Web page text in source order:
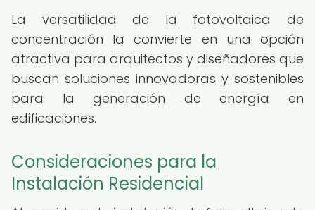
La versatilidad de la fotovoltaica de
concentración la convierte en una opción
atractiva para arquitectos y diseñadores que
buscan soluciones innovadoras y sostenibles
para la generación de energía en
edificaciones.
Consideraciones para la
Instalación Residencial